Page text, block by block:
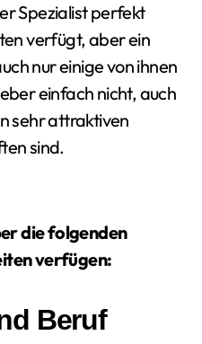
Spezialist perfekt
verfügt, aber ein
nur einige von ihnen
einfach nicht, auch
sehr attraktiven
sind.
die folgenden
verfügen:
Beruf